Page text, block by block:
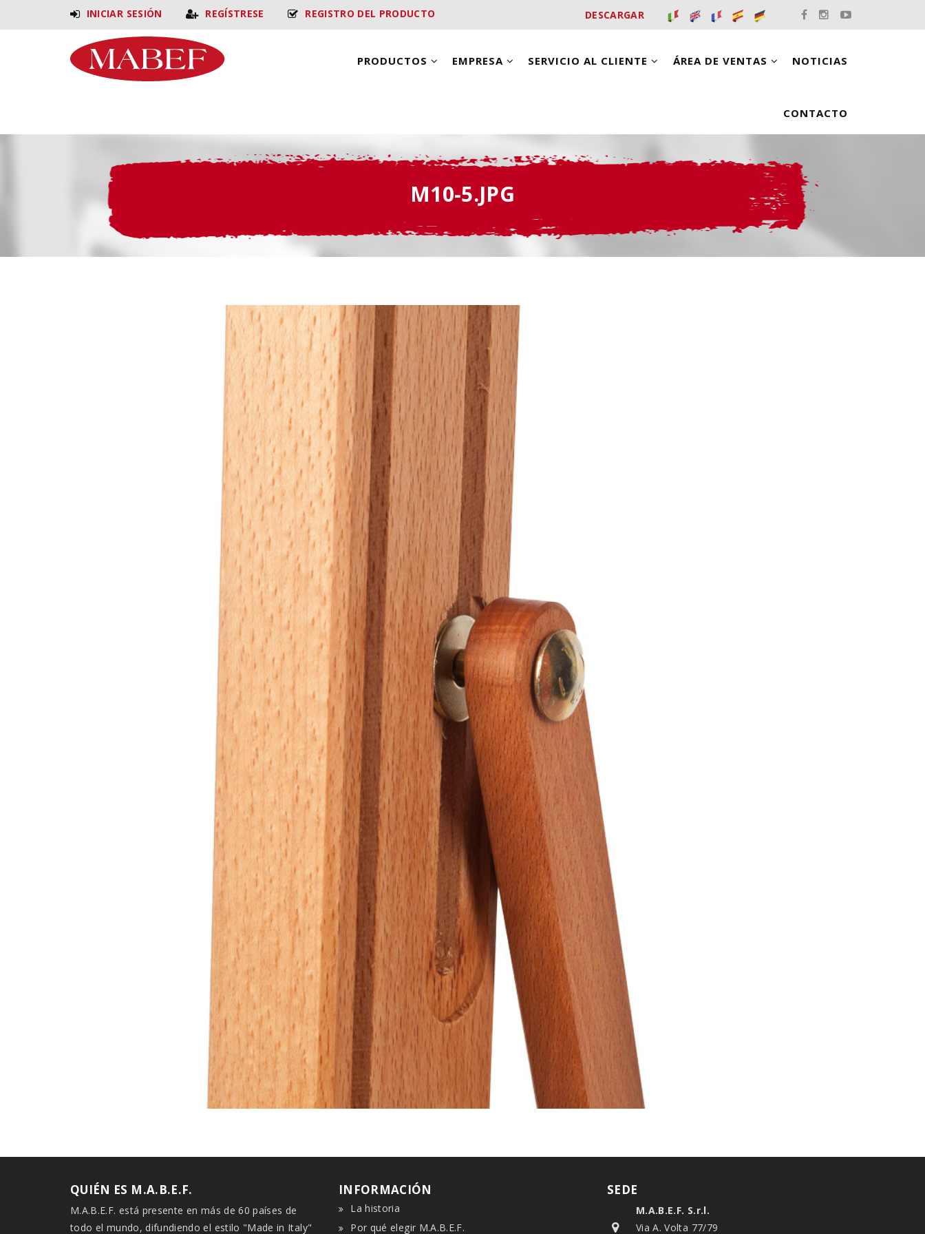
INICIAR SESIÓN REGÍSTRESE REGISTRO DEL PRODUCTO DESCARGAR
PRODUCTOS EMPRESA SERVICIO AL CLIENTE ÁREA DE VENTAS NOTICIAS
CONTACTO
M10-5.JPG
QUIÉN ES M.A.B.E.F.
M.A.B.E.F. está presente en más de 60 países de
todo el mundo, difundiendo el estilo "Made in Italy"
INFORMACIÓN
La historia
Por qué elegir M.A.B.E.F.
SEDE
M.A.B.E.F. S.r.l.
Via A. Volta 77/79